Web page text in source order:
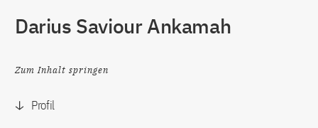
Darius Saviour Ankamah
Zum Inhalt springen
Profil